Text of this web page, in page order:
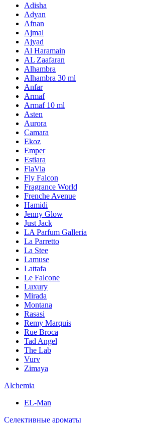
Adisha
Adyan
Afnan
Ajmal
Ajyad
Al Haramain
AL Zaafaran
Alhambra
Alhambra 30 ml
Anfar
Armaf
Armaf 10 ml
Asten
Aurora
Camara
Ekoz
Emper
Estiara
FlaVia
Fly Falcon
Fragrance World
Frenche Avenue
Hamidi
Jenny Glow
Just Jack
LA Parfum Galleria
La Parretto
La Stee
Lamuse
Lattafa
Le Falcone
Luxury
Mirada
Montana
Rasasi
Remy Marquis
Rue Broca
Tad Angel
The Lab
Vurv
Zimaya
Alchemia
EL-Man
Селективные ароматы